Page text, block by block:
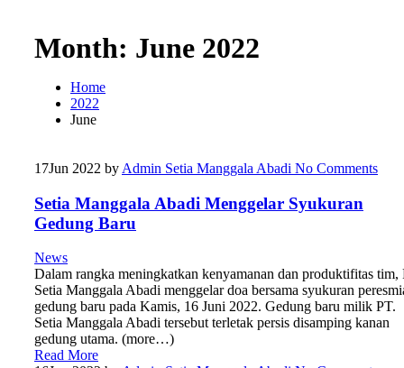
Month: June 2022
Home
2022
June
17Jun 2022 by Admin Setia Manggala Abadi No Comments
Setia Manggala Abadi Menggelar Syukuran
Gedung Baru
News
Dalam rangka meningkatkan kenyamanan dan produktifitas tim,
Setia Manggala Abadi menggelar doa bersama syukuran
gedung baru pada Kamis, 16 Juni 2022. Gedung baru milik PT.
Setia Manggala Abadi tersebut terletak persis disamping kanan
gedung utama. (more…)
Read More